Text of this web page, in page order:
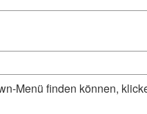
Menü finden können,